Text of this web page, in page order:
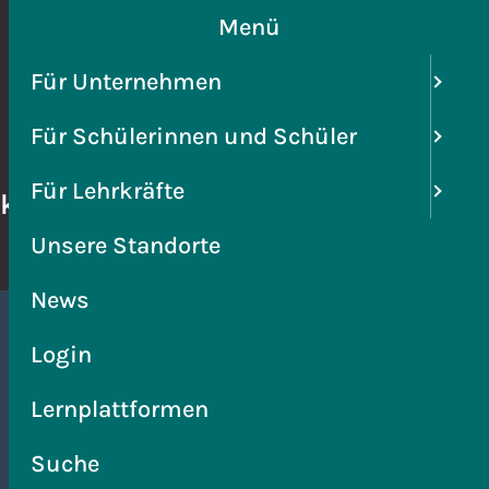
Standorte
Menü
Für Unternehmen
Für Schülerinnen und Schüler
Für Lehrkräfte
Unsere Standorte
News
Login
Lernplattformen
Suche